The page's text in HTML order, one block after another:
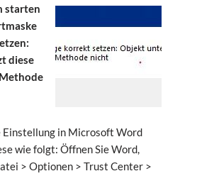
starten
diese
Einstellung in Microsoft Word
wie folgt: Öffnen Sie Word,
> Optionen > Trust Center >